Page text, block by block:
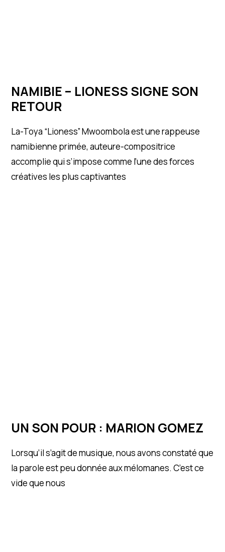
NAMIBIE – LIONESS SIGNE SON
RETOUR
La-Toya “Lioness” Mwoombola est une rappeuse
namibienne primée, auteure-compositrice
accomplie qui s’impose comme l’une des forces
créatives les plus captivantes
UN SON POUR : MARION GOMEZ
Lorsqu’il s’agit de musique, nous avons constaté que
la parole est peu donnée aux mélomanes. C’est ce
vide que nous